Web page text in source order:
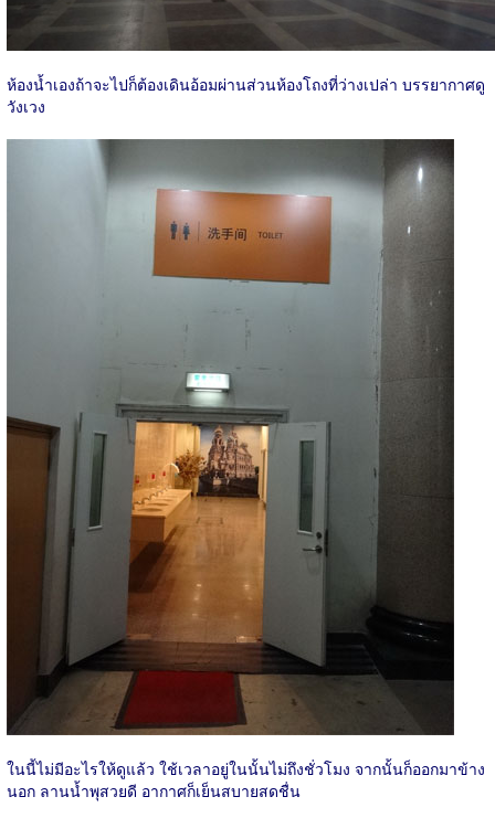
ห้องน้ำเองถ้าจะไปก็ต้องเดินอ้อมผ่านส่วนห้องโถงที่ว่างเปล่า บรรยากาศดู
วังเวง
ในนี้ไม่มีอะไรให้ดูแล้ว ใช้เวลาอยู่ในนั้นไม่ถึงชั่วโมง จากนั้นก็ออกมาข้าง
นอก ลานน้ำพุสวยดี อากาศก็เย็นสบายสดชื่น